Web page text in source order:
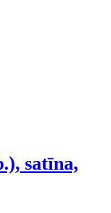
satīna,